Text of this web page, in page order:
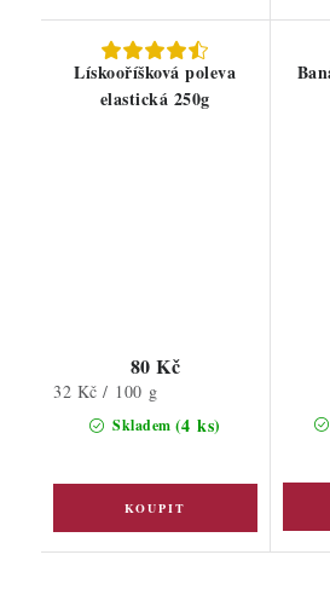
Lískooříšková poleva
elastická 250g
Skladem (4 ks)
80 Kč
Měrná
32 Kč / 100 g